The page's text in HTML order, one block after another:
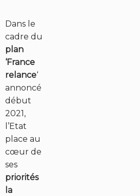
Dans le
cadre du
plan
‘France
relance‘
annoncé
début
2021,
l’Etat
place au
cœur de
ses
priorités
la